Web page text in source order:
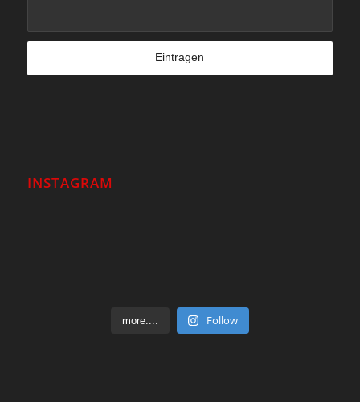
INSTAGRAM
more.... Follow